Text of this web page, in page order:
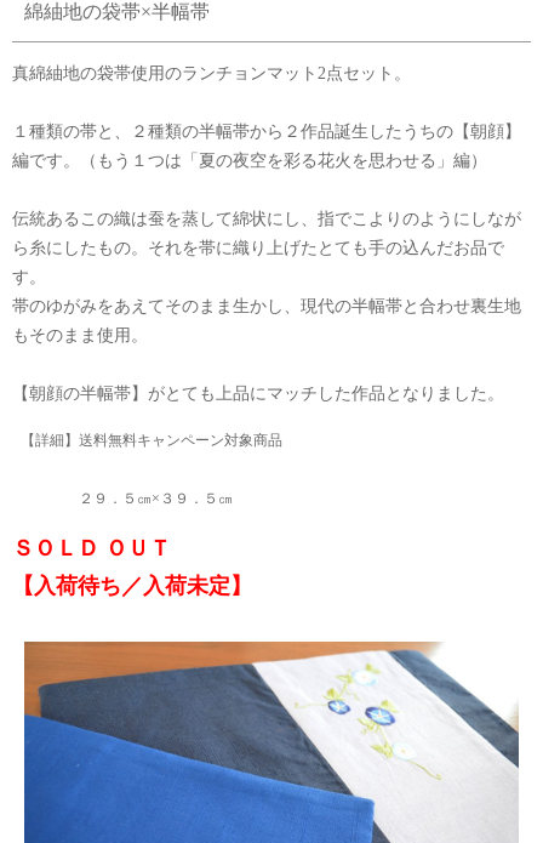
綿紬地の袋帯×半幅帯
真綿紬地の袋帯使用のランチョンマット2点セット。
１種類の帯と、２種類の半幅帯から２作品誕生したうちの【朝顔】
編です。（もう１つは「夏の夜空を彩る花火を思わせる」編）
伝統あるこの織は蚕を蒸して綿状にし、指でこよりのようにしなが
ら糸にしたもの。それを帯に織り上げたとても手の込んだお品で
す。
帯のゆがみをあえてそのまま生かし、現代の半幅帯と合わせ裏生地
もそのまま使用。
【朝顔の半幅帯】がとても上品にマッチした作品となりました。
【詳細】送料無料キャンペーン対象商品
２９．５㎝×３９．５㎝
ＳＯＬＤ ＯＵＴ
【入荷待ち／入荷未定】